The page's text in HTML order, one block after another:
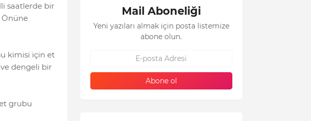
saatlerde bir
Önüne
kimisi için et
dengeli bir
grubu
Mail Aboneliği
Yeni yazıları almak için posta listemize
abone olun.